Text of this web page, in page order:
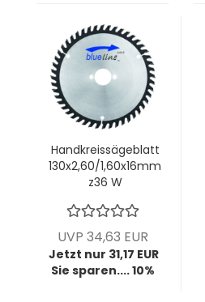
Handkreissägeblatt
130x2,60/1,60x16mm
z36 W
UVP 34,63 EUR
Jetzt nur 31,17 EUR
Sie sparen.... 10%